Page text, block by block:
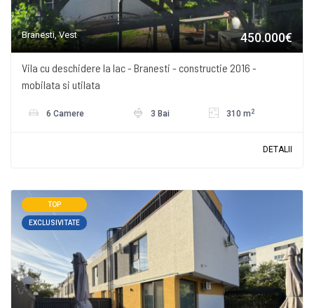
Branesti, Vest 450.000€
Vila cu deschidere la lac - Branesti - constructie 2016 -
mobilata si utilata
6 Camere 3 Bai 310 m 2
DETALII
TOP
EXCLUSIVITATE